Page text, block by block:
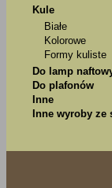
Kule
Białe
Kolorowe
Formy kuliste
Do lamp
Do plafonów
Inne
Inne wyroby ze